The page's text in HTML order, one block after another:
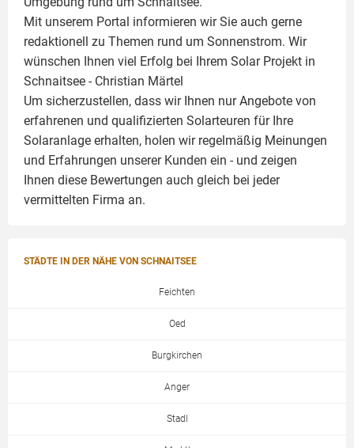
Mit unserem Portal informieren wir Sie auch gerne
redaktionell zu Themen rund um Sonnenstrom. Wir
wünschen Ihnen viel Erfolg bei Ihrem Solar Projekt in
Schnaitsee - Christian Märtel
Um sicherzustellen, dass wir Ihnen nur Angebote von
erfahrenen und qualifizierten Solarteuren für Ihre
Solaranlage erhalten, holen wir regelmäßig Meinungen
und Erfahrungen unserer Kunden ein - und zeigen
Ihnen diese Bewertungen auch gleich bei jeder
vermittelten Firma an.
STÄDTE IN DER NÄHE VON SCHNAITSEE
Feichten
Oed
Burgkirchen
Anger
Stadl